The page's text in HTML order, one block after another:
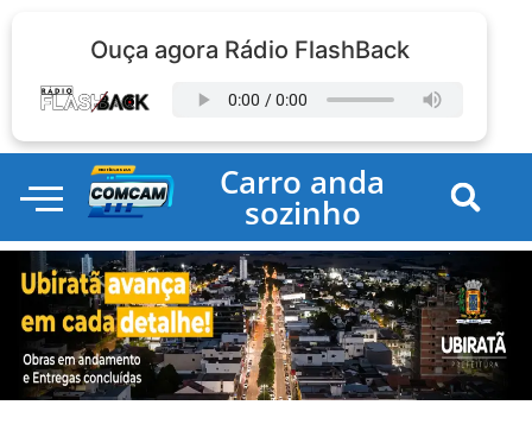
Ouça agora Rádio FlashBack
Carro anda
sozinho